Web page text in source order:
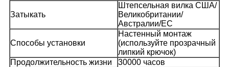
Затыкать
Штепсельная вилка США/
Великобритании/
Австралии/ЕС
Способы установки
Настенный монтаж
(используйте прозрачный
липкий крючок)
Продолжительность жизни
30000 часов